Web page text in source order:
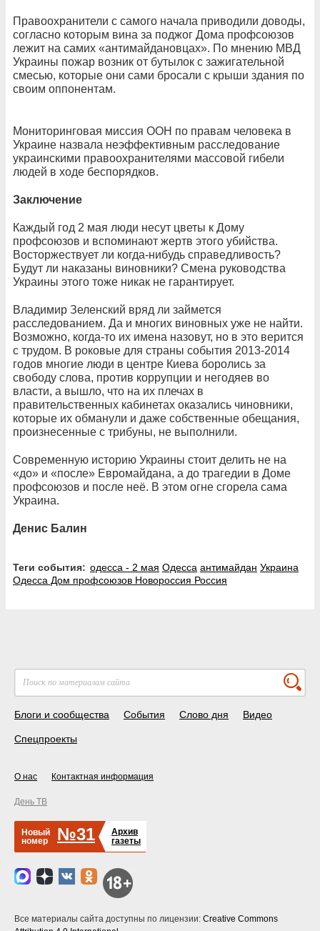
Правоохранители с самого начала приводили доводы,
согласно которым вина за поджог Дома профсоюзов
лежит на самих «антимайдановцах». По мнению МВД
Украины пожар возник от бутылок с зажигательной
смесью, которые они сами бросали с крыши здания по
своим оппонентам.
Мониторинговая миссия ООН по правам человека в
Украине назвала неэффективным расследование
украинскими правоохранителями массовой гибели
людей в ходе беспорядков.
Заключение
Каждый год 2 мая люди несут цветы к Дому
профсоюзов и вспоминают жертв этого убийства.
Восторжествует ли когда-нибудь справедливость?
Будут ли наказаны виновники? Смена руководства
Украины этого тоже никак не гарантирует.
Владимир Зеленский вряд ли займется
расследованием. Да и многих виновных уже не найти.
Возможно, когда-то их имена назовут, но в это верится
с трудом. В роковые для страны события 2013-2014
годов многие люди в центре Киева боролись за
свободу слова, против коррупции и негодяев во
власти, а вышло, что на их плечах в
правительственных кабинетах оказались чиновники,
которые их обманули и даже собственные обещания,
произнесенные с трибуны, не выполнили.
Современную историю Украины стоит делить не на
«до» и «после» Евромайдана, а до трагедии в Доме
профсоюзов и после неё. В этом огне сгорела сама
Украина.
Денис Балин
Теги события: одесса - 2 мая Одесса антимайдан Украина
Одесса Дом профсоюзов Новороссия Россия
Блоги и сообщества События Слово дня Видео
Спецпроекты
О нас Контактная информация
День ТВ
Новый
номер
№31
Архив
газеты
Все материалы сайта доступны по лицензии: Creative Commons